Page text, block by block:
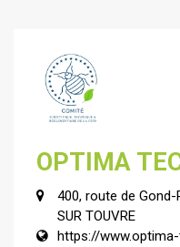
OPTIMA
400, route de Gond-
SUR TOUVRE
https://